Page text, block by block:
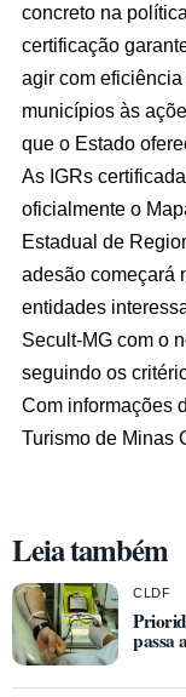
concreto na
certificação
agir com
municípios às
que o Estado
As IGRs
oficialmente o
Estadual de
adesão começará
entidades
Secult-MG com o
seguindo os
Com informações
Turismo de Minas
Leia também
CLDF
passa